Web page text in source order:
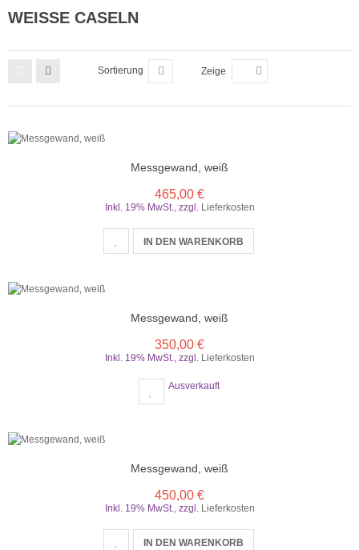
WEISSE CASELN
Sortierung Zeige
Messgewand, weiß
465,00 €
Inkl. 19% MwSt. zzgl. Lieferkosten
IN DEN WARENKORB
Messgewand, weiß
350,00 €
Inkl. 19% MwSt., zzgl. Lieferkosten
Ausverkauft
Messgewand, weiß
450,00 €
Inkl. 19% MwSt., zzgl. Lieferkosten
IN DEN WARENKORB